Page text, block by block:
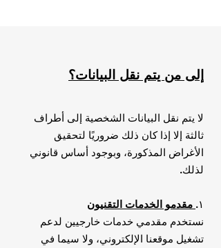
إلى من يتم نقل البيانات؟
لا يتم نقل البيانات الشخصية إلى أطراف
ثالثة إلا إذا كان ذلك ضروريًا لتحقيق
الأغراض المذكورة، وبوجود أساس قانوني
لذلك.
١. مقدمو الخدمات التقنيون
نستخدم مقدمي خدمات خارجيين لدعم
تشغيل موقعنا الإلكتروني، ولا سيما في